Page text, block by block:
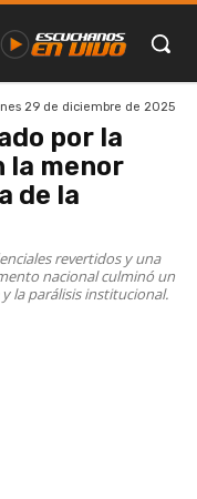
29 de diciembre de 2025
por la
la menor
de la
revertidos y una
nacional culminó un
la parálisis institucional.